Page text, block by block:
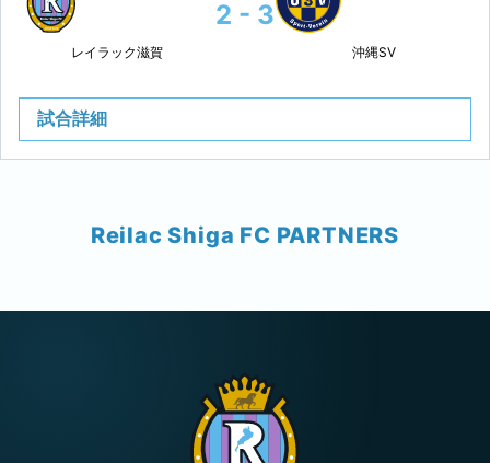
レイラック滋賀
2 - 3
沖縄SV
試合詳細
Reilac Shiga FC PARTNERS